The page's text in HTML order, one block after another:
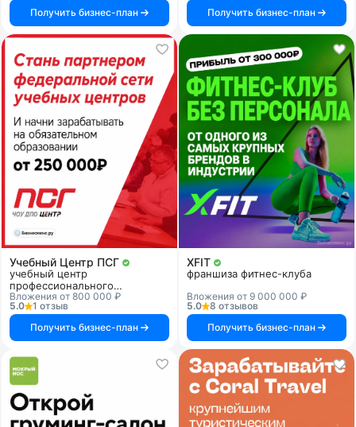
Получить бизнес-план Получить бизнес-план
Учебный Центр ПСГ
учебный центр
профессионального
образования
Вложения от 800 000 ₽
5.0
1 отзыв
Получить бизнес-план
XFIT
франшиза фитнес-клуба
Вложения от 9 000 000 ₽
5.0
8 отзывов
Получить бизнес-план